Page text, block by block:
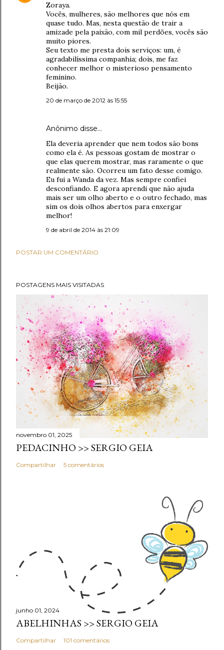
Zoraya.
Vocês, mulheres, são melhores que nós em
quase tudo. Mas, nesta questão de trair a
amizade pela paixão, com mil perdões, vocês são
muito piores.
Seu texto me presta dois serviços: um, é
agradabilíssima companhia; dois, me faz
conhecer melhor o misterioso pensamento
feminino.
Beijão.
20 de março de 2012 às 15:55
Anônimo disse…
Ela deveria aprender que nem todos são bons
como ela é. As pessoas gostam de mostrar o
que elas querem mostrar, mas raramente o que
realmente são. Ocorreu um fato desse comigo.
Eu fui a Wanda da vez. Mas sempre confiei
desconfiando. E agora aprendi que não ajuda
mais ser um olho aberto e o outro fechado, mas
sim os dois olhos abertos para enxergar
melhor!
9 de abril de 2014 às 21:09
POSTAR UM COMENTÁRIO
POSTAGENS MAIS VISITADAS
novembro 01, 2025
PEDACINHO >> SERGIO GEIA
Compartilhar 5 comentários
junho 01, 2024
ABELHINHAS >> SERGIO GEIA
Compartilhar 101 comentários